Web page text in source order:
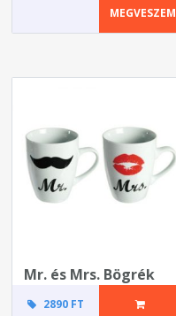
MEGVESZEM
Mr. és Mrs. Bögrék
2890 FT